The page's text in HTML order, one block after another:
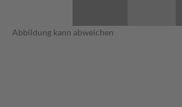
Abbildung kann abweichen